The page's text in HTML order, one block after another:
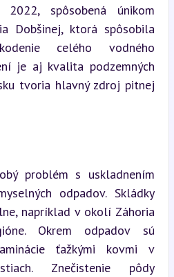
spôsobená únikom
Dobšinej, ktorá spôsobila
celého vodného
je aj kvalita podzemných
tvoria hlavný zdroj pitnej
problém s uskladnením
odpadov. Skládky
napríklad v okolí Záhoria
Okrem odpadov sú
ťažkými kovmi v
Znečistenie pôdy